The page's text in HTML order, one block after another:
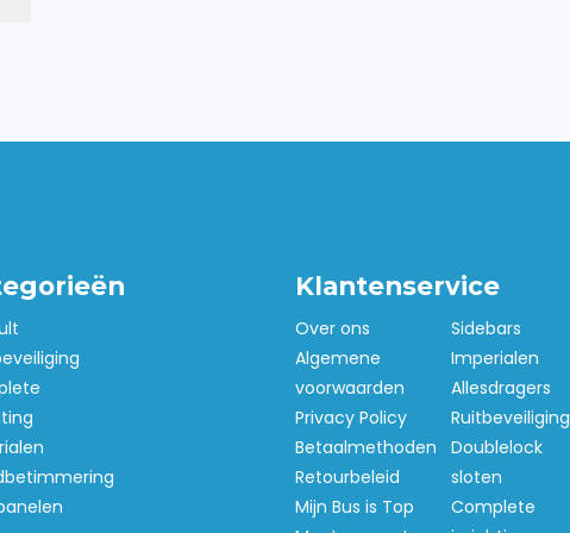
gewoon het dak op.
tijdens het rijden.
uit.
daar niet van. Het
Klantenservice
Over ons
Algemene
voorwaarden
Privacy Policy
Betaalmethoden
Retourbeleid
Mijn Bus is Top
Sidebars
Imperialen
Allesdragers
Ruitbeveiliging
Doublelock
sloten
Complete